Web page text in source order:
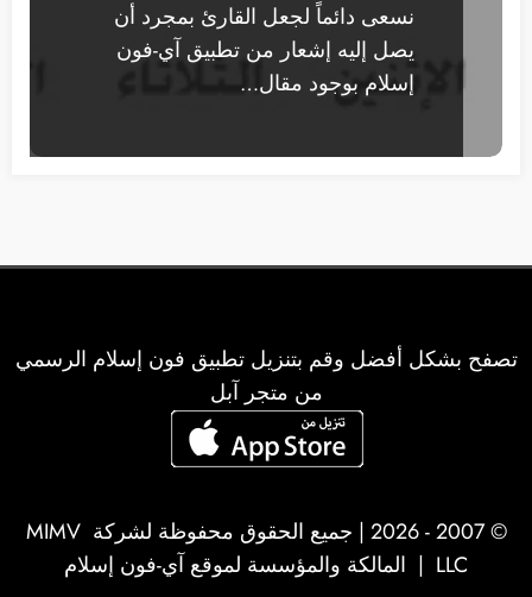
نسعى دائماً لجعل القارئ بمجرد أن
يصل إليه إشعار من تطبيق آي-فون
إسلام بوجود مقال…
تصفح بشكل أفضل وقم بتنزيل تطبيق فون إسلام الرسمي
من متجر آبل
© 2007 - 2026 | جميع الحقوق محفوظة لشركة
MIMV
LLC | المالكة والمؤسسة لموقع آي-فون إسلام